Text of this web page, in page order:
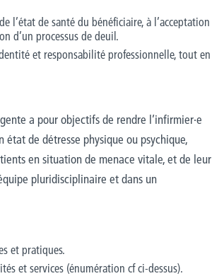
l’état de santé du bénéficiaire, à l’acceptation
d’un processus de deuil.
et responsabilité professionnelle, tout en
a pour objectifs de rendre l’infirmier·e
de détresse physique ou psychique,
en situation de menace vitale, et de leur
pluridisciplinaire et dans un
et pratiques.
et services (énumération cf ci-dessus).